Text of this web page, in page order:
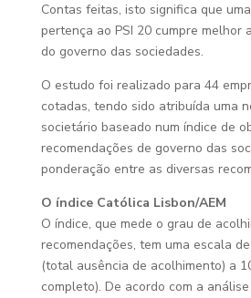
Contas feitas, isto significa que
pertença ao PSI 20 cumpre melhor
do governo das sociedades.
O estudo foi realizado para 44
cotadas, tendo sido atribuída uma
societário baseado num índice de
recomendações de governo das
ponderação entre as diversas
O índice Católica Lisbon/AEM
O índice, que mede o grau de
recomendações, tem uma escala
(total ausência de acolhimento) a
completo). De acordo com a